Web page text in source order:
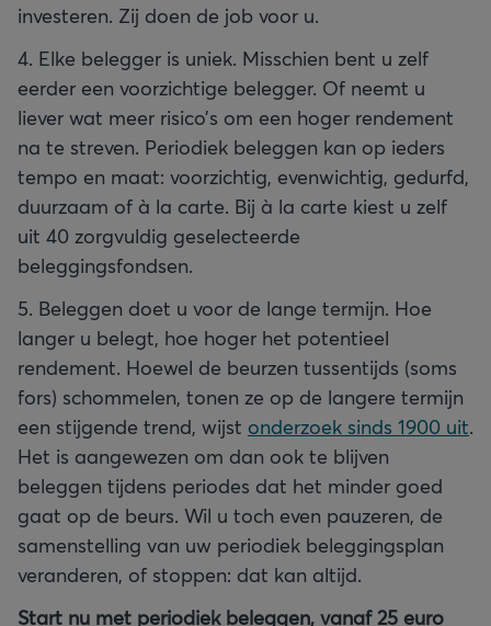
investeren. Zij doen de job voor u.
4. Elke belegger is uniek. Misschien bent u zelf
eerder een voorzichtige belegger. Of neemt u
liever wat meer risico’s om een hoger rendement
na te streven. Periodiek beleggen kan op ieders
tempo en maat: voorzichtig, evenwichtig, gedurfd,
duurzaam of à la carte. Bij à la carte kiest u zelf
uit 40 zorgvuldig geselecteerde
beleggingsfondsen.
5. Beleggen doet u voor de lange termijn. Hoe
langer u belegt, hoe hoger het potentieel
rendement. Hoewel de beurzen tussentijds (soms
fors) schommelen, tonen ze op de langere termijn
een stijgende trend, wijst onderzoek sinds 1900 uit.
Het is aangewezen om dan ook te blijven
beleggen tijdens periodes dat het minder goed
gaat op de beurs. Wil u toch even pauzeren, de
samenstelling van uw periodiek beleggingsplan
veranderen, of stoppen: dat kan altijd.
Start nu met periodiek beleggen, vanaf 25 euro